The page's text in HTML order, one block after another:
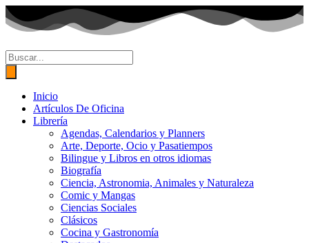
Ir
al
contenido
Búsqueda
de
productos
Inicio
Artículos De Oficina
Librería
Agendas, Calendarios y Planners
Arte, Deporte, Ocio y Pasatiempos
Bilingue y Libros en otros idiomas
Biografía
Ciencia, Astronomia, Animales y Naturaleza
Comic y Mangas
Ciencias Sociales
Clásicos
Cocina y Gastronomía